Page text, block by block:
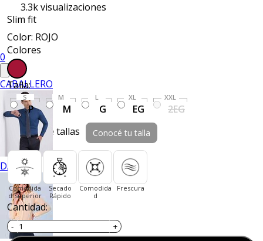
0
CABALLERO
DAMA
3.3kvisualizaciones
Slim fit
Color: ROJO
Colores
Talla:
S
P
M
M
L
G
XL
EG
XXL
2EG
Guía de tallas
Conocé tu talla
Comodida
d Superior
Secado
Rápido
Comodida
d
Frescura
Cantidad: